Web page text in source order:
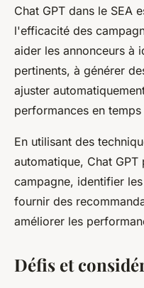
Chat GPT dans le SEA
l'efficacité des
aider les annonceurs à
pertinents, à générer
ajuster
performances en temps
En utilisant des
automatique, Chat
campagne, identifier
fournir des
améliorer les
Défis et